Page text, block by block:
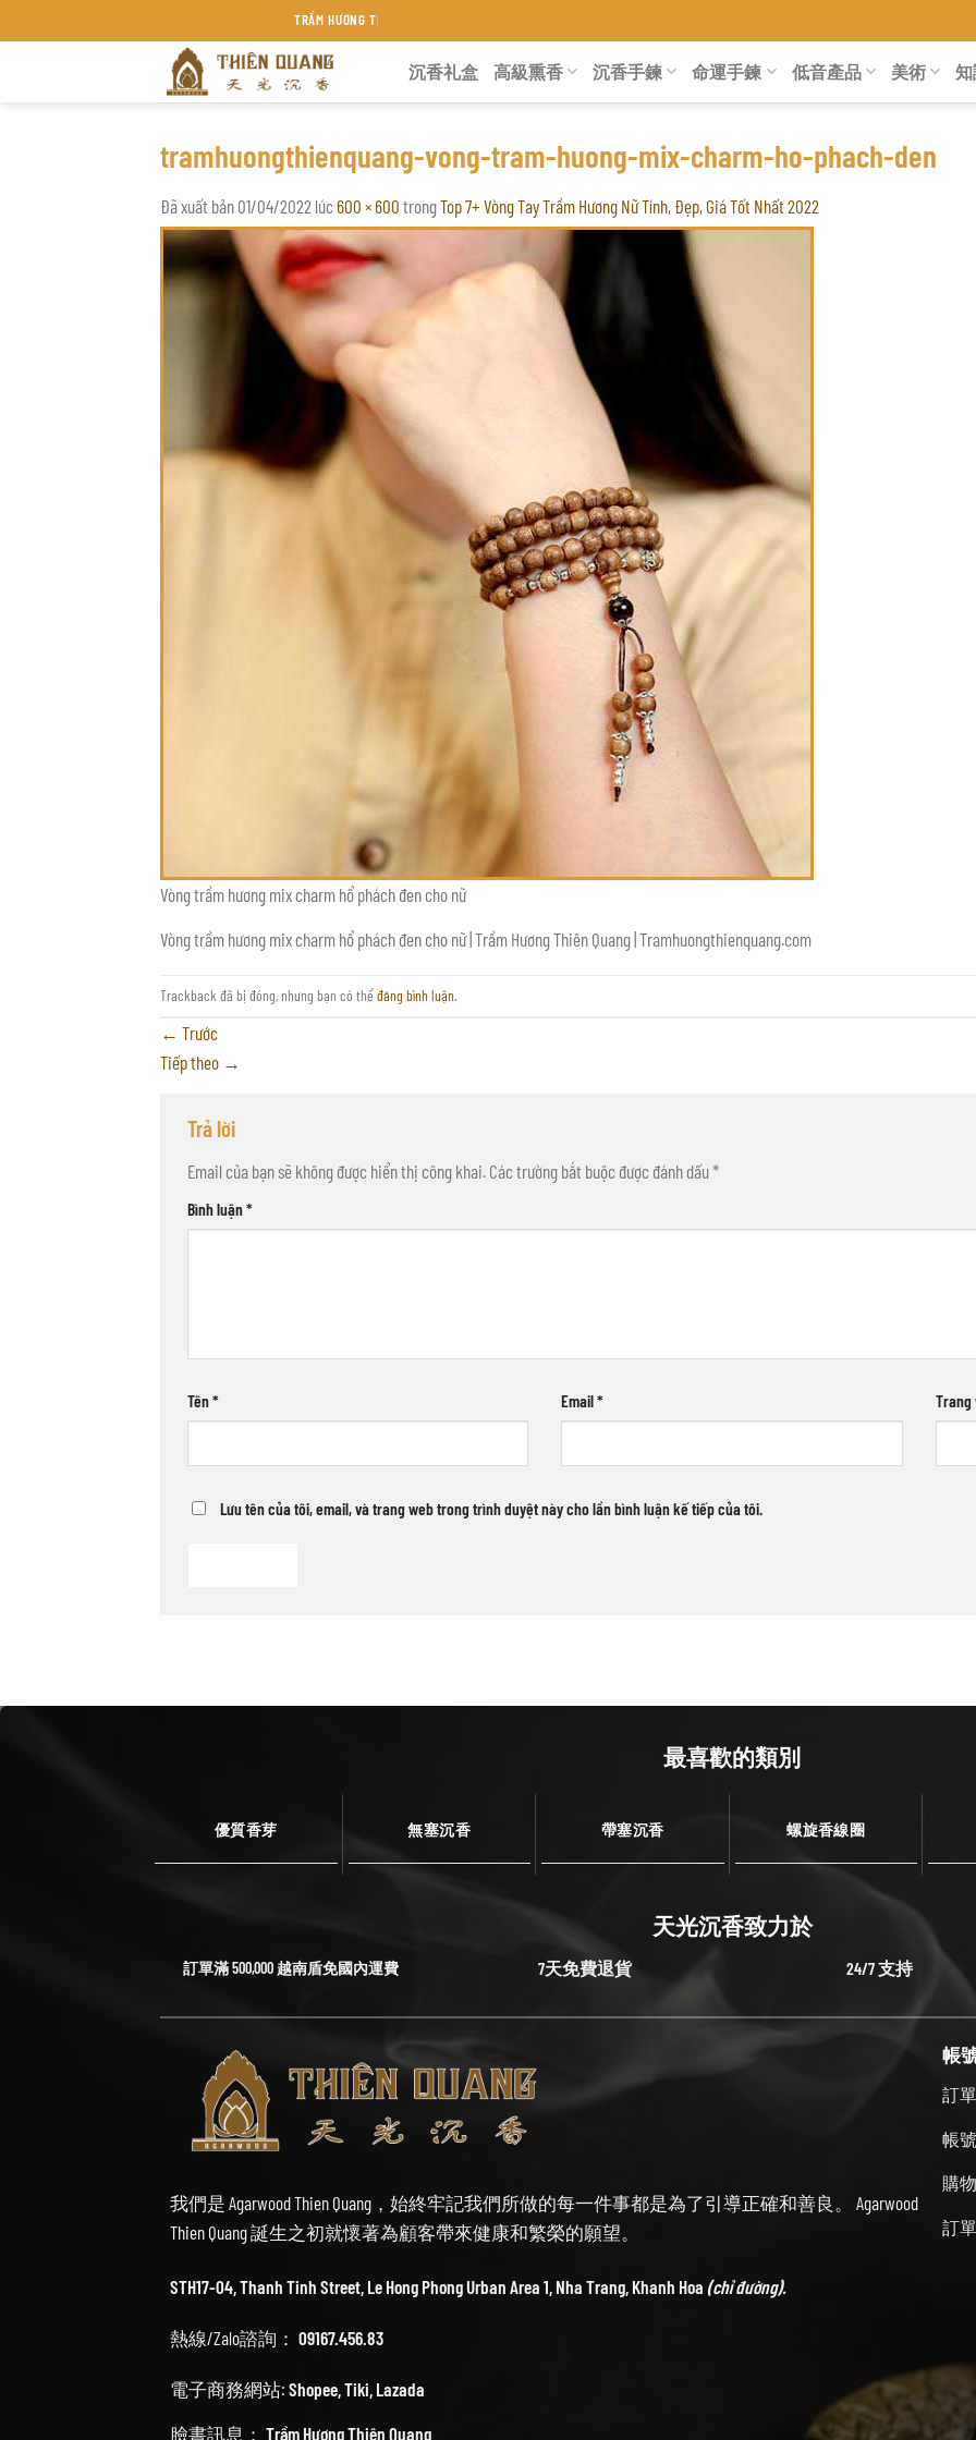
đến
TRẦM HƯƠNG THIÊN QUANG KHÁNH HÒA
沉香礼盒 高級熏香 沉香手鍊 命運手鍊 低音產品 美術
tramhuongthienquang-vong-tram-huong-mix-charm-ho-phach-den
Đã xuất bản 01/04/2022 lúc 600 × 600 trongTop 7+ Vòng Tay Trầm Hương Nữ Tính, Đẹp, Giá Tốt Nhất 2022
Vòng trầm hương mix charm hổ phách đen cho nữ
Vòng trầm hương mix charm hổ phách đen cho nữ | Trầm Hương Thiên Quang | Tramhuongthienquang.com
Trackback đã bị đóng, nhưng bạn có thểđăng bình luận.
← Trước
Tiếp theo →
Trả lời
Email của bạn sẽ không được hiển thị công khai. Các trường bắt buộc được đánh dấu*
Bình luận*
Tên* Email* Trang
Lưu tên của tôi, email, và trang web trong trình duyệt này cho lần bình luận kế tiếp của tôi.
最喜歡的類別
優質香芽 無塞沉香 帶塞沉香 螺旋香線圈
天光沉香致力於
訂單滿 500,000 越南盾免國內運費 7天免費退貨 24/7 支持
我們是 Agarwood Thien Quang，始終牢記我們所做的每一件事都是為了引導正確和善良。 Agarwood
Thien Quang 誕生之初就懷著為顧客帶來健康和繁榮的願望。
STH17-04, Thanh Tinh Street, Le Hong Phong Urban Area 1, Nha Trang, Khanh Hoa (chỉ đường).
熱線/Zalo諮詢： 09167.456.83
電子商務網站: Shopee,Tiki, Lazada
臉書訊息： Trầm Hương Thiên Quang
帳
訂單
帳號
購
訂